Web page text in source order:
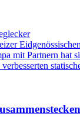
mit Partnern hat